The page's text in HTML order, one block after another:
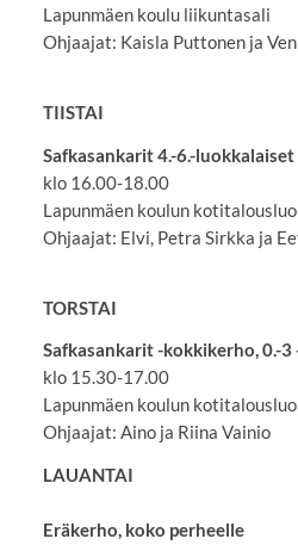
Lapunmäen koulu liikuntasali
Ohjaajat: Kaisla Puttonen ja
TIISTAI
Safkasankarit 4.-6.-luokkalaiset
klo 16.00-18.00
Lapunmäen koulun
Ohjaajat: Elvi, Petra Sirkka ja
TORSTAI
Safkasankarit -kokkikerho, 0.-
klo 15.30-17.00
Lapunmäen koulun
Ohjaajat: Aino ja Riina Vainio
LAUANTAI
Eräkerho, koko perheelle